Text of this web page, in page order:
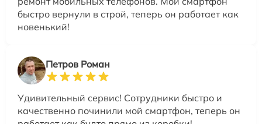
быстро вернули в строй, теперь он работает как
новенький!
Петров Роман
Удивительный сервис! Сотрудники быстро и
качественно починили мой смартфон, теперь он